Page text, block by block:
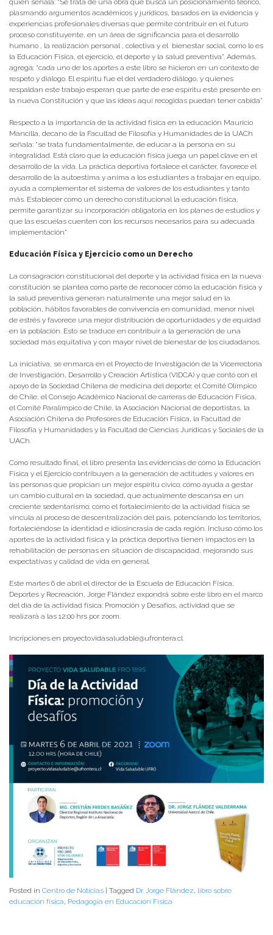
quien señala: “Se trata de una obra que busca un posicionamiento teórico,
plasmando argumentos académicos y jurídicos, basados en la evidencia y
experiencias profesionales diversas que permite contribuir en el futuro
proceso constituyente, en un área de significancia para el desarrollo
humano , la realización personal , colectiva y el bienestar social, como lo es
la Educación Física, el ejercicio, el deporte y la salud preventiva”. Además,
agrega; “cada uno de los aportes a este libro se hicieron en un contexto de
respeto y diálogo. El espíritu fue el del verdadero diálogo, y quienes
respaldan este trabajo esperan que parte de ese espíritu esté presente en
la nueva Constitución y que las ideas aquí recogidas puedan tener cabida”
Respecto a la importancia de la actividad física en la educación Mauricio
Mancilla, decano de la Facultad de Filosofía y Humanidades de la UACh
señala: “se trata fundamentalmente, de educar a la persona en su
integralidad. Está claro que la educación física juega un papel clave en el
desarrollo de la vida. La práctica deportiva fortalece el carácter, favorece el
desarrollo de la autoestima y anima a los estudiantes a trabajar en equipo,
ayuda a complementar el sistema de valores de los estudiantes y tanto
más. Establecer como un derecho constitucional la educación física,
permite garantizar su incorporación obligatoria en los planes de estudios y
que las escuelas cuenten con los recursos necesarios para su adecuada
implementación”
Educación Física y Ejercicio como un Derecho
La consagración constitucional del deporte y la actividad física en la nueva
constitución se plantea como parte de reconocer cómo la educación física y
la salud preventiva generan naturalmente una mejor salud en la
población, hábitos favorables de convivencia en comunidad, menor nivel
de estrés y favorece una mejor distribución de oportunidades y de equidad
en la población. Esto se traduce en contribuir a la generación de una
sociedad más equitativa y con mayor nivel de bienestar de los ciudadanos.
La iniciativa, se enmarca en el Proyecto de Investigación de la Vicerrectoría
de Investigación, Desarrollo y Creación Artística (VIDCA) y que contó con el
apoyo de la Sociedad Chilena de medicina del deporte; el Comité Olímpico
de Chile, el Consejo Académico Nacional de carreras de Educación Física,
el Comité Paralímpico de Chile, la Asociación Nacional de deportistas, la
Asociación Chilena de Profesores de Educación Física, la Facultad de
Filosofía y Humanidades y la Facultad de Ciencias Jurídicas y Sociales de la
UACh.
Como resultado final, el libro presenta las evidencias de cómo la Educación
Física y el Ejercicio contribuyen a la generación de actitudes y valores en
las personas que propician un mejor espíritu cívico; cómo ayuda a gestar
un cambio cultural en la sociedad, que actualmente descansa en un
creciente sedentarismo; cómo el fortalecimiento de la actividad física se
vincula al proceso de descentralización del país, potenciando los territorios,
fortaleciéndose la identidad e idiosincrasia de cada región. Incluso cómo los
aportes de la actividad física y la práctica deportiva tienen impactos en la
rehabilitación de personas en situación de discapacidad, mejorando sus
expectativas y calidad de vida en general.
Este martes 6 de abril el director de la Escuela de Educación Física,
Deportes y Recreación, Jorge Flández expondrá sobre este libro en el marco
del día de la actividad física: Promoción y Desafíos, actividad que se
realizará a las 12:00 hrs por zoom.
Incripciones en proyecto.vidasaludable@ufrontera.cl
Posted in Centro de Noticias Tagged Dr. Jorge Flández, libro sobre
educación física, Pedagogía en Educación Física